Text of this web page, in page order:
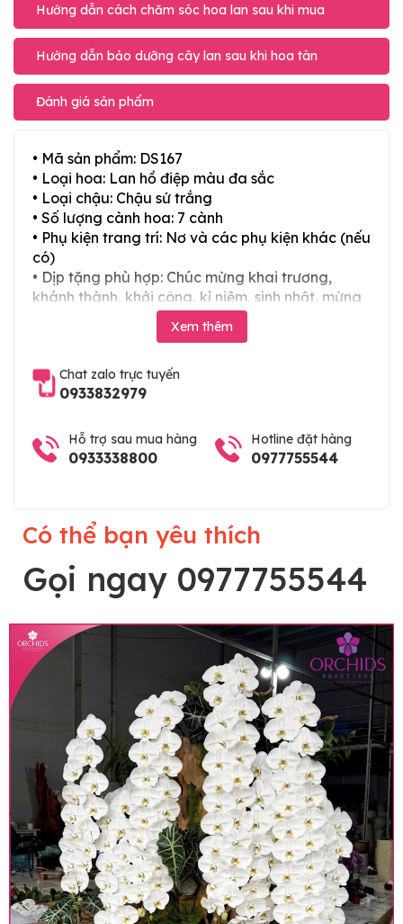
Hướng dẫn cách chăm sóc hoa lan sau khi mua
Hướng dẫn bảo dưỡng cây lan sau khi hoa tàn
Đánh giá sản phẩm
• Mã sản phẩm: DS167
• Loại hoa: Lan hồ điệp màu đa sắc
• Loại chậu: Chậu sứ trắng
• Số lượng cành hoa: 7 cành
• Phụ kiện trang trí: Nơ và các phụ kiện khác (nếu
có)
• Dịp tặng phù hợp: Chúc mừng khai trương,
khánh thành, khởi công, kỉ niệm, sinh nhật, mừng
thọ, mừng cưới, tân gia và các ngày lễ tết trong
Lưu ý trước khi đặt hàng
• Về cây hoa: Một chậu hoa lan hồ điệp đẹp và
hoàn chỉnh sẽ được phối ghép từ nhiều cây hoa
và tạo dáng hoàn toàn thủ công nên có thể sẽ
khác nhau đôi chút giữa sản phẩm thực tế và
Xem thêm
Chat zalo trực tuyến
0933832979
Hỗ trợ sau mua hàng
0933338800
Hotline đặt hàng
0977755544
Có thể bạn yêu thích
Gọi ngay 0977755544